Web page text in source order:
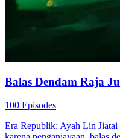
Ciuman Lembut dari